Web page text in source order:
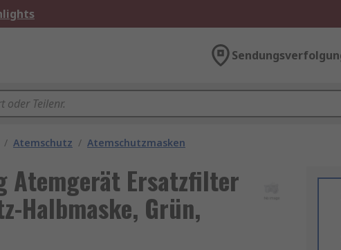
/ Atemschutz / Atemschutzmasken
Atemgerät Ersatzfilter
Halbmaske, Grün,